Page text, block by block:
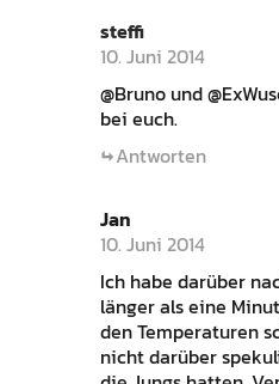
steffi
10. Juni 2014
@Bruno und
bei euch.
Antworten
Jan
10. Juni 2014
Ich habe darüber
länger als eine
den Temperaturen
nicht darüber